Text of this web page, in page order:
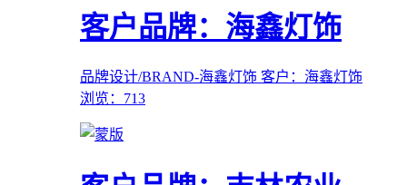
客户品牌：海鑫灯饰
品牌设计/BRAND-海鑫灯饰 客户：海鑫灯饰
浏览：713